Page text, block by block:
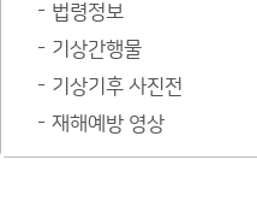
법령정보
기상간행물
기상기후 사진전
재해예방 영상